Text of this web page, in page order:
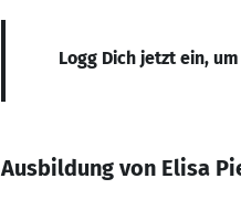
Logg Dich jetzt ein,
Ausbildung von Elisa